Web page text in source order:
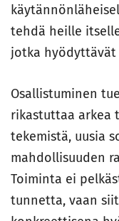
tehdä heille
jotka hyödyttävät
Osallistuminen
rikastuttaa arkea
tekemistä, uusia
mahdollisuuden
Toiminta ei
tunnetta, vaan